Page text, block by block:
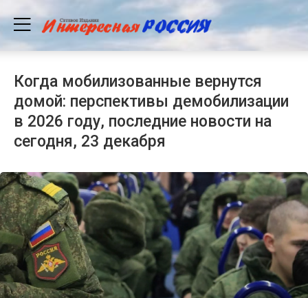
Когда мобилизованные вернутся
домой: перспективы демобилизации
в 2026 году, последние новости на
сегодня, 23 декабря